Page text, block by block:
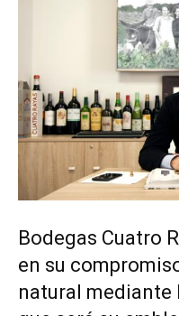
Bodegas Cuatro
en su
natural mediante